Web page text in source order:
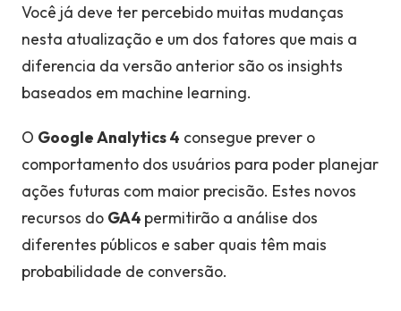
Você já deve ter percebido muitas mudanças
nesta atualização e um dos fatores que mais a
diferencia da versão anterior são os insights
baseados em machine learning.
O Google Analytics 4 consegue prever o
comportamento dos usuários para poder planejar
ações futuras com maior precisão. Estes novos
recursos do GA4 permitirão a análise dos
diferentes públicos e saber quais têm mais
probabilidade de conversão.